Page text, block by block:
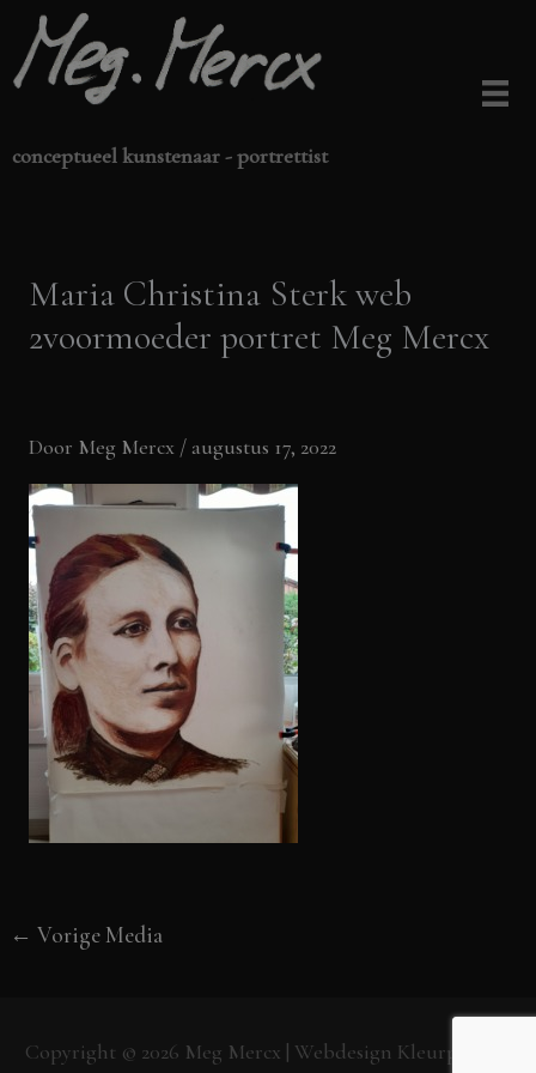
naar
de
conceptueel kunstenaar - portrettist
Maria Christina Sterk web
2voormoeder portret Meg Mercx
Door Meg Mercx / augustus 17, 2022
← Vorige Media
Copyright © 2026 Meg Mercx | Webdesign Kleurpunt.nl